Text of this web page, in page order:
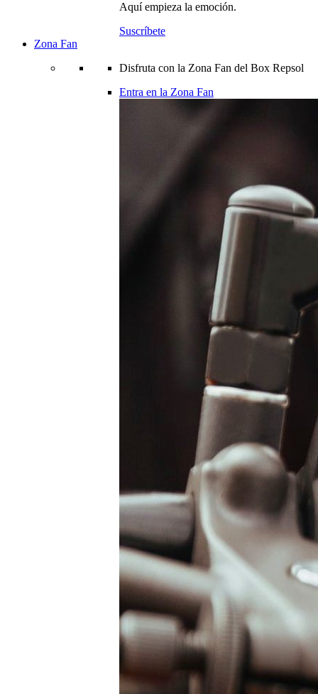
Aquí empieza la emoción.
Suscríbete
Zona Fan
Disfruta con la Zona Fan del Box Repsol
Entra en la Zona Fan